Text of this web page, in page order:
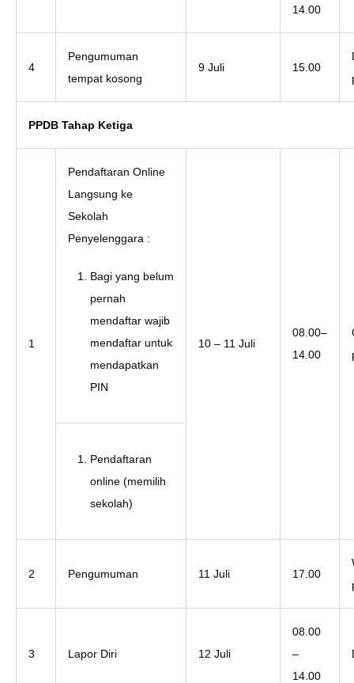
14.00
4
Pengumuman
tempat kosong
9 Juli 15.00
PPDB Tahap Ketiga
1
Pendaftaran Online
Langsung ke
Sekolah
Penyelenggara :
Bagi yang belum
pernah
mendaftar wajib
mendaftar untuk
mendapatkan
PIN
10 – 11 Juli
08.00–
14.00
Pendaftaran
online (memilih
sekolah)
2 Pengumuman 11 Juli 17.00
3 Lapor Diri 12 Juli
08.00
–
14.00